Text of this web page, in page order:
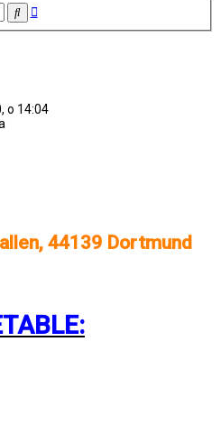
SzukajWyszukiwanie
o 14:04
44139 Dortmund